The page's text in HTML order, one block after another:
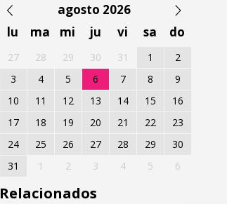
agosto 2026
lu
ma mi ju vi sa do
27 28 29 30 31 1
2
3
4 5 6 7 8
9
10
11 12 13 14 15
16
17
18 19 20 21 22
23
24
25 26 27 28 29
30
31
1 2 3 4 5 6
Relacionados